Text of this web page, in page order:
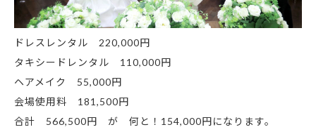
ドレスレンタル 220,000円
タキシードレンタル 110,000円
ヘアメイク 55,000円
会場使用料 181,500円
合計 566,500円 が 何と！154,000円になります。